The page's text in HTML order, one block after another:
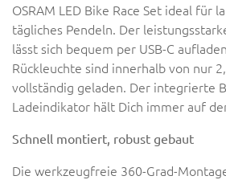
OSRAM LED Bike Race Set ideal für
tägliches Pendeln. Der
lässt sich bequem per USB-C
Rückleuchte sind innerhalb von nur
vollständig geladen. Der integrierte
Ladeindikator hält Dich immer auf
Schnell montiert, robust gebaut
Die werkzeugfreie 360-Grad-